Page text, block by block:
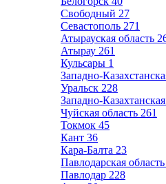
Свободный 27
Севастополь 271
Атырауская область
Атырау 261
Кульсары 1
Западно-
Уральск 228
Западно-
Чуйская область 261
Токмок 45
Кант 36
Кара-Балта 23
Павлодарская область
Павлодар 228